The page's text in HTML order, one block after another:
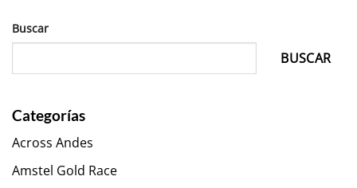
Buscar
BUSCAR
Categorías
Across Andes
Amstel Gold Race